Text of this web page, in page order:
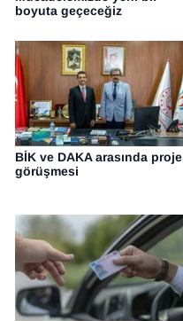
boyuta geçeceğiz
BİK ve DAKA arasında proje
görüşmesi